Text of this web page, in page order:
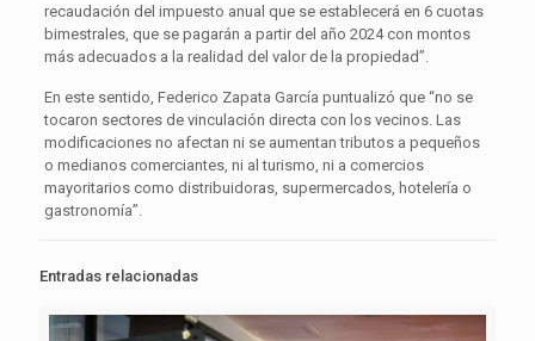
recaudación del impuesto anual que se establecerá en 6 cuotas
bimestrales, que se pagarán a partir del año 2024 con montos
más adecuados a la realidad del valor de la propiedad”.
En este sentido, Federico Zapata García puntualizó que “no se
tocaron sectores de vinculación directa con los vecinos. Las
modificaciones no afectan ni se aumentan tributos a pequeños
o medianos comerciantes, ni al turismo, ni a comercios
mayoritarios como distribuidoras, supermercados, hotelería o
gastronomía”.
Entradas relacionadas